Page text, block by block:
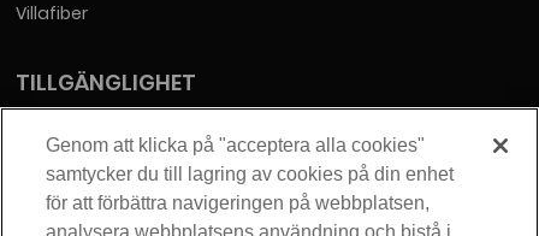
Villafiber
TILLGÄNGLIGHET
Tillgänglighetsredogörelse
KONTAKT
Genom att klicka på "acceptera alla cookies"
samtycker du till lagring av cookies på din enhet
för att förbättra navigeringen på webbplatsen,
analysera webbplatsens användning och bistå i